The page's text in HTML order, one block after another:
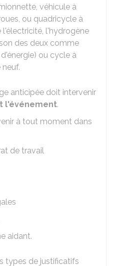
véhicule à
ou quadricycle à
l'électricité, l'hydrogène
des deux comme
ou cycle à
anticipée doit intervenir
l'événement.
à tout moment dans
de travail
aidant.
types de justificatifs